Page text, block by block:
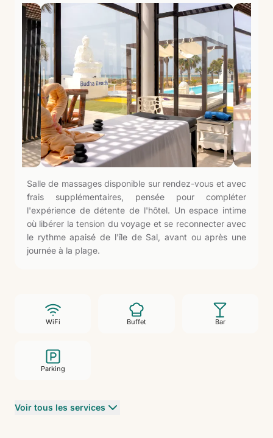
Salle de massages disponible sur rendez-vous et avec
frais supplémentaires, pensée pour compléter
l'expérience de détente de l'hôtel. Un espace intime
où libérer la tension du voyage et se reconnecter avec
le rythme apaisé de l'île de Sal, avant ou après une
journée à la plage.
WiFi Buffet Bar
Parking
Voir tous les services